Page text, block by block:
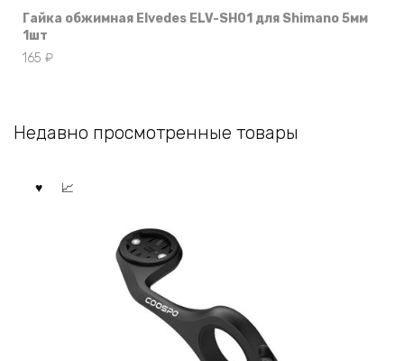
Гайка обжимная Elvedes ELV-SH01 для Shimano 5мм
1шт
165 ₽
Недавно просмотренные товары